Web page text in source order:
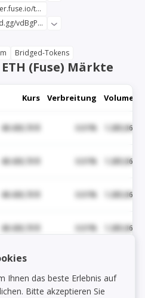
Ihnen das beste Erlebnis auf
Bitte akzeptieren Sie
https://explorer.fuse.io/token/0xcc9d144a8a8a1e71d5ec66a13f301b9e0137e71c
https://discord.gg/vdBgP9xZAm
Bridged-Tokens
(Fuse) Märkte
Kurs Verbreitung Volumen
48.430,70 $ 0.01% 1.285,06 $
48.430,70 $ 0.01% 1.285,06 $
48.430,70 $ 0.01% 1.285,06 $
48.430,70 $ 0.01% 1.285,06 $
48.430,70 $
48.430,70 $ 0.01%
markets